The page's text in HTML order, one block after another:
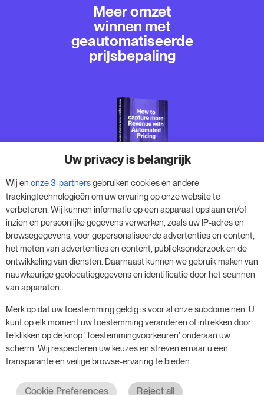
Meer omzet
winnen met
geautomatiseerde
prijsbepaling
We laten je zien waarom
geautomatiseerde prijsbepaling
het geheim is van meer boekingen,
hogere kamerprijzen en meer
inkomsten.
Gratis download
Uw privacy is belangrijk
Wij en onze 3-partnersgebruiken cookies en andere
trackingtechnologieën om uw ervaring op onze website te
verbeteren. Wij kunnen informatie op een apparaat opslaan en/of
inzien en persoonlijke gegevens verwerken, zoals uw IP-adres en
browsegegevens, voor gepersonaliseerde advertenties en content,
het meten van advertenties en content, publieksonderzoek en de
ontwikkeling van diensten. Daarnaast kunnen we gebruik maken van
nauwkeurige geolocatiegegevens en identificatie door het scannen
van apparaten.
Merk op dat uw toestemming geldig is voor al onze subdomeinen. U
kunt op elk moment uw toestemming veranderen of intrekken door
te klikken op de knop 'Toestemmingvoorkeuren' onderaan uw
scherm. Wij respecteren uw keuzes en streven ernaar u een
transparante en veilige browse-ervaring te bieden.
Cookie Preferences Reject all